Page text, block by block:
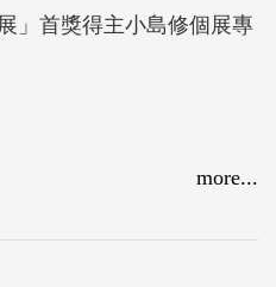
」首獎得主小島修個展專
more...